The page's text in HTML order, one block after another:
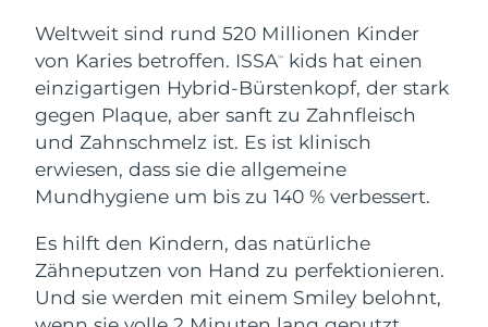
Weltweit sind rund 520 Millionen Kinder
von Karies betroffen. ISSA™
kids hat einen
einzigartigen Hybrid-Bürstenkopf, der stark
gegen Plaque, aber sanft zu Zahnfleisch
und Zahnschmelz ist. Es ist klinisch
erwiesen, dass sie die allgemeine
Mundhygiene um bis zu 140 % verbessert.
Es hilft den Kindern, das natürliche
Zähneputzen von Hand zu perfektionieren.
Und sie werden mit einem Smiley belohnt,
Anti-aging massage
LUNA™ 4 Plus
Massage, LED heating
For men, anti-aging massage
Microcurrent toning
BEAR™ 2 go
Microcurrent toning on-the-go
Microcurrent line smoothing device
Hydratisierung
UFO™ 3 Set
Deep facial hydration
UFO™ 3 LED
Near-infrared and red light therapy
device
Mundpflege
issa™ 4
Hybrid silicone sonic toothbrush
issa™ 4 plus
Smart hybrid silicone sonic toothbrush
FAQ™ ANTI-AGING-BEHANDLUNG
Anti-aging LED-Behandlungen
Bermuda Erwartete Lieferung
Bosnien und
Herzegowina
Erwartete Lieferung8/12/26
Brunei Darussalam Erwartete Lieferung
Kanada Erwartete Lieferung8/13/26